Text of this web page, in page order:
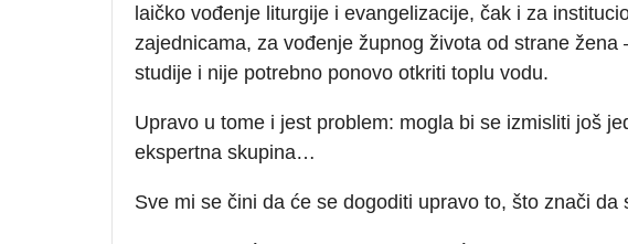
laičko vođenje liturgije i evangelizacije, čak i za
zajednicama, za vođenje župnog života od strane
studije i nije potrebno ponovo otkriti toplu vodu.
Upravo u tome i jest problem: mogla bi se izmisliti još
ekspertna skupina…
Sve mi se čini da će se dogoditi upravo to, što znači da